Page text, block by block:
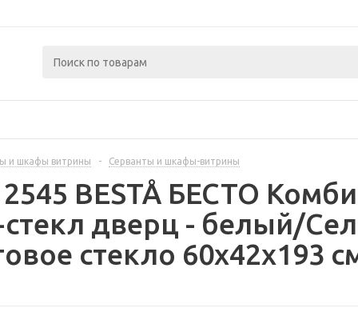
и шкафы витрины - Серванты и шкафы-витрины
BESTÅ БЕСТО
дверц - белый/
стекло 60x42x193